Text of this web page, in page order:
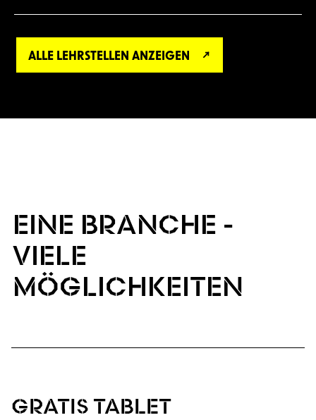
ALLE LEHRSTELLEN ANZEIGEN
EINE BRANCHE -
VIELE
MÖGLICHKEITEN
GRATIS TABLET